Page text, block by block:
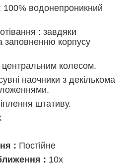
: 100% водонепроникний
: завдяки
заповненню корпусу
колесом.
наочники з декількома
штативу.
: Постійне
: 10х